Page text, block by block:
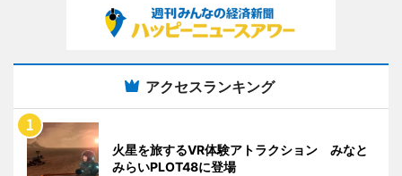
アクセスランキング
火星を旅するVR体験アトラクション みなと
みらいPLOT48に登場